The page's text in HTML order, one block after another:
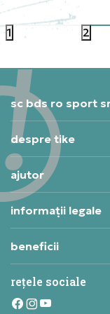
1.049,99
1 2
sc bds ro sport
despre tike
ajutor
informații legale
beneficii
rețele sociale